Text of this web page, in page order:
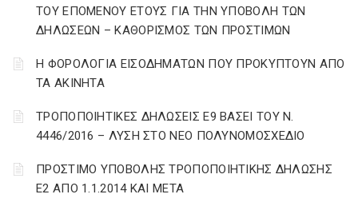
ΤΟΥ ΕΠΟΜΕΝΟΥ ΕΤΟΥΣ ΓΙΑ ΤΗΝ ΥΠΟΒΟΛΗ ΤΩΝ
ΔΗΛΩΣΕΩΝ – ΚΑΘΟΡΙΣΜΟΣ ΤΩΝ ΠΡΟΣΤΙΜΩΝ
Η ΦΟΡΟΛΟΓΙΑ ΕΙΣΟΔΗΜΑΤΩΝ ΠΟΥ ΠΡΟΚΥΠΤΟΥΝ ΑΠΟ
ΤΑ ΑΚΙΝΗΤΑ
ΤΡΟΠΟΠΟΙΗΤΙΚΕΣ ΔΗΛΩΣΕΙΣ Ε9 ΒΑΣΕΙ ΤΟΥ Ν.
4446/2016 – ΛΥΣΗ ΣΤΟ ΝΕΟ ΠΟΛΥΝΟΜΟΣΧΕΔΙΟ
ΠΡΟΣΤΙΜΟ ΥΠΟΒΟΛΗΣ ΤΡΟΠΟΠΟΙΗΤΙΚΗΣ ΔΗΛΩΣΗΣ
Ε2 ΑΠΟ 1.1.2014 ΚΑΙ ΜΕΤΑ